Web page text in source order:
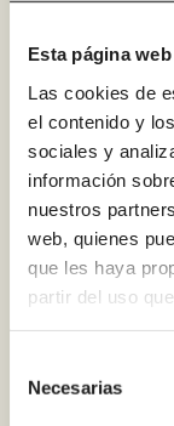
Esta página
Las cookies de
el contenido y
sociales y
información
nuestros
web, quienes
que les haya
partir del uso
Necesarias
técnico.
– 3.
regular, la
técnicas y
para
como
las
seguras,